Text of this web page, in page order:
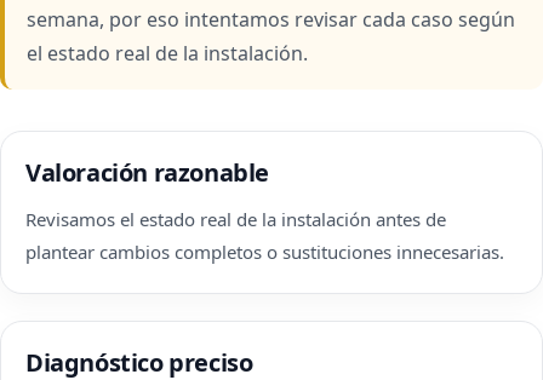
semana, por eso intentamos revisar cada caso según
el estado real de la instalación.
Valoración razonable
Revisamos el estado real de la instalación antes de
plantear cambios completos o sustituciones innecesarias.
Diagnóstico preciso